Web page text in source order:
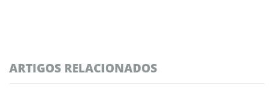
ARTIGOS RELACIONADOS